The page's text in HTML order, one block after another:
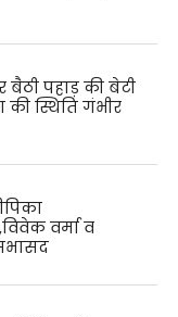
पहाड़ की बेटी
की स्थिति गंभीर
वर्मा व